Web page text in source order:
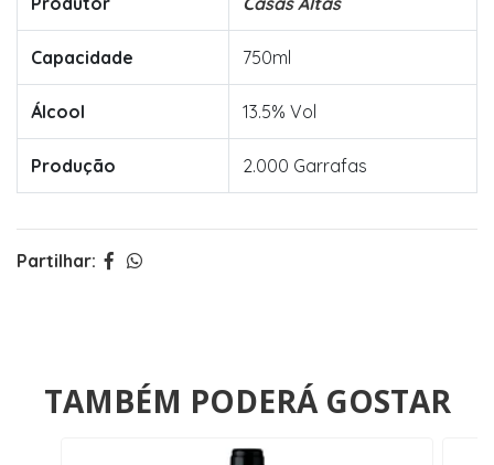
Capacidade 750ml
Álcool 13.5% Vol
Produção 2.000 Garrafas
Partilhar:
TAMBÉM PODERÁ GOSTAR